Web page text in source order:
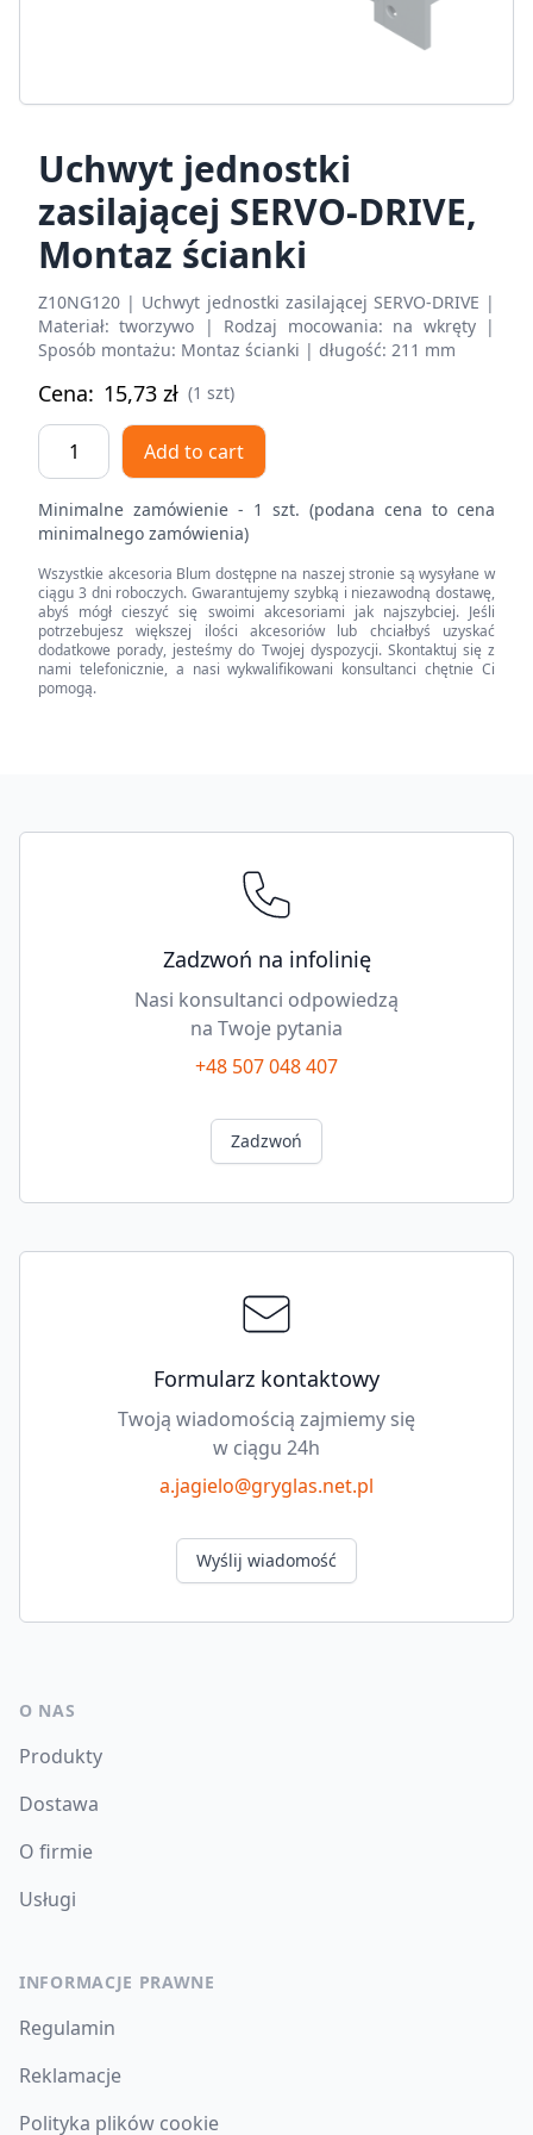
Uchwyt jednostki
zasilającej SERVO-DRIVE,
Montaz ścianki
Z10NG120 | Uchwyt jednostki zasilającej SERVO-DRIVE |
Materiał: tworzywo | Rodzaj mocowania: na wkręty |
Sposób montażu: Montaz ścianki | długość: 211 mm
Cena: 15,73 zł (1 szt)
Uchwyt
jednostki
SERVO-
Montaz
ścianki
quantity
Add to cart
Minimalne zamówienie - 1 szt. (podana cena to cena
minimalnego zamówienia)
Wszystkie akcesoria Blum dostępne na naszej stronie są wysyłane w
ciągu 3 dni roboczych. Gwarantujemy szybką i niezawodną dostawę,
abyś mógł cieszyć się swoimi akcesoriami jak najszybciej. Jeśli
potrzebujesz większej ilości akcesoriów lub chciałbyś uzyskać
dodatkowe porady, jesteśmy do Twojej dyspozycji. Skontaktuj się z
nami telefonicznie, a nasi wykwalifikowani konsultanci chętnie Ci
pomogą.
Zadzwoń na infolinię
Nasi konsultanci odpowiedzą
na Twoje pytania
+48 507 048 407
Zadzwoń
Formularz kontaktowy
Twoją wiadomością zajmiemy się
w ciągu 24h
a.jagielo@gryglas.net.pl
Wyślij wiadomość
O NAS
Produkty
Dostawa
O firmie
Usługi
INFORMACJE PRAWNE
Regulamin
Reklamacje
Polityka plików cookie